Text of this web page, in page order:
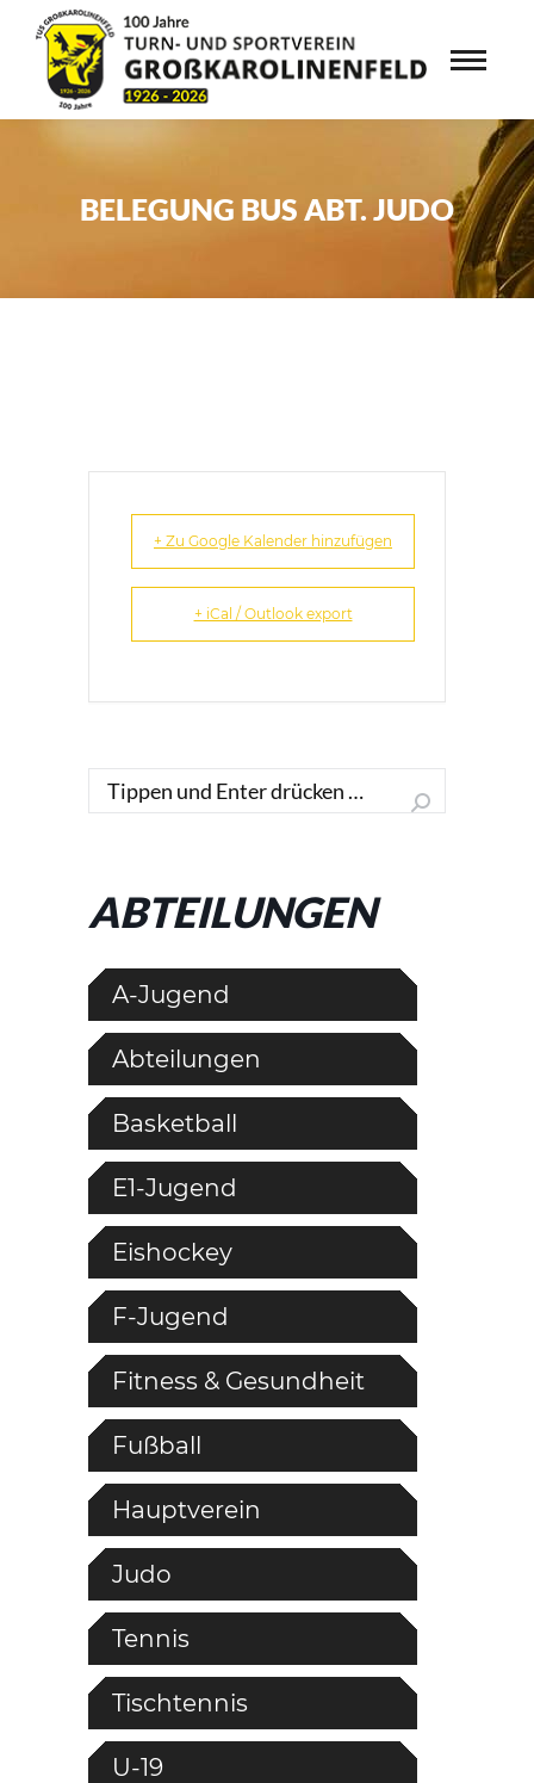
BELEGUNG BUS ABT. JUDO
+ Zu Google Kalender hinzufügen
+ iCal / Outlook export
Search:
ABTEILUNGEN
A-Jugend
Abteilungen
Basketball
E1-Jugend
Eishockey
F-Jugend
Fitness & Gesundheit
Fußball
Hauptverein
Judo
Tennis
Tischtennis
U-19